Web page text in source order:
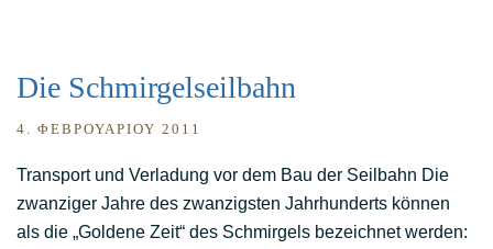
Die Schmirgelseilbahn
4. ΦΕΒΡΟΥΑΡΊΟΥ 2011
Transport und Verladung vor dem Bau der Seilbahn Die
zwanziger Jahre des zwanzigsten Jahrhunderts können
als die „Goldene Zeit“ des Schmirgels bezeichnet werden: